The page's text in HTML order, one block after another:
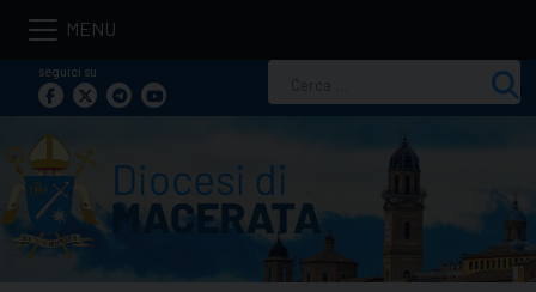
Skip
contentseguici su
per: